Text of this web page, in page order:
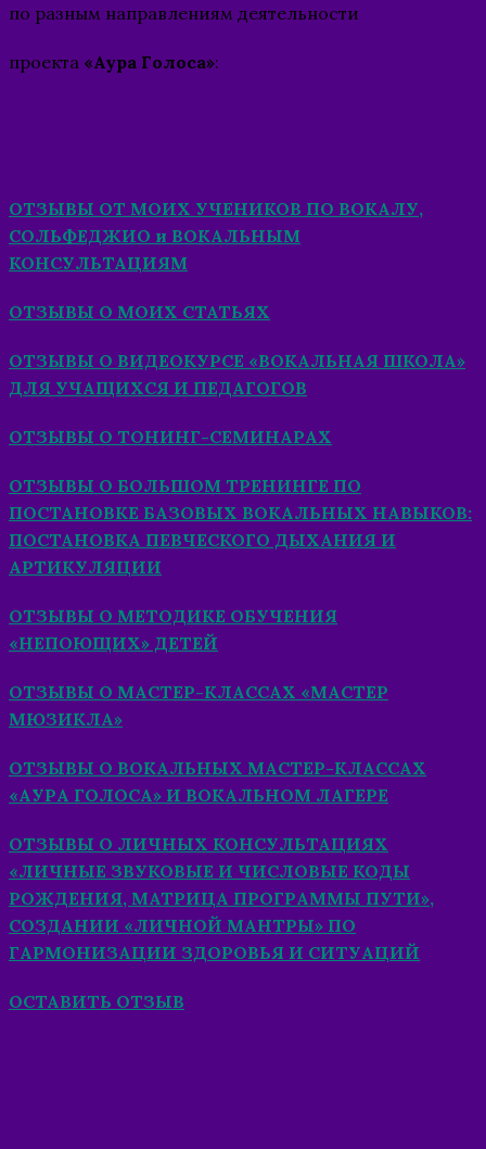
по разным направлениям деятельности
проекта «Аура Голоса»:
ОТЗЫВЫ ОТ МОИХ УЧЕНИКОВ ПО ВОКАЛУ,
СОЛЬФЕДЖИО и ВОКАЛЬНЫМ
КОНСУЛЬТАЦИЯМ
ОТЗЫВЫ О МОИХ СТАТЬЯХ
ОТЗЫВЫ О ВИДЕОКУРСЕ «ВОКАЛЬНАЯ ШКОЛА»
ДЛЯ УЧАЩИХСЯ И ПЕДАГОГОВ
ОТЗЫВЫ О ТОНИНГ-СЕМИНАРАХ
ОТЗЫВЫ О БОЛЬШОМ ТРЕНИНГЕ ПО
ПОСТАНОВКЕ БАЗОВЫХ ВОКАЛЬНЫХ НАВЫКОВ:
ПОСТАНОВКА ПЕВЧЕСКОГО ДЫХАНИЯ И
АРТИКУЛЯЦИИ
ОТЗЫВЫ О МЕТОДИКЕ ОБУЧЕНИЯ
«НЕПОЮЩИХ» ДЕТЕЙ
ОТЗЫВЫ О МАСТЕР-КЛАССАХ «МАСТЕР
МЮЗИКЛА»
ОТЗЫВЫ О ВОКАЛЬНЫХ МАСТЕР-КЛАССАХ
«АУРА ГОЛОСА» И ВОКАЛЬНОМ ЛАГЕРЕ
ОТЗЫВЫ О ЛИЧНЫХ КОНСУЛЬТАЦИЯХ
«ЛИЧНЫЕ ЗВУКОВЫЕ И ЧИСЛОВЫЕ КОДЫ
РОЖДЕНИЯ, МАТРИЦА ПРОГРАММЫ ПУТИ»,
СОЗДАНИИ «ЛИЧНОЙ МАНТРЫ» ПО
ГАРМОНИЗАЦИИ ЗДОРОВЬЯ И СИТУАЦИЙ
ОСТАВИТЬ ОТЗЫВ